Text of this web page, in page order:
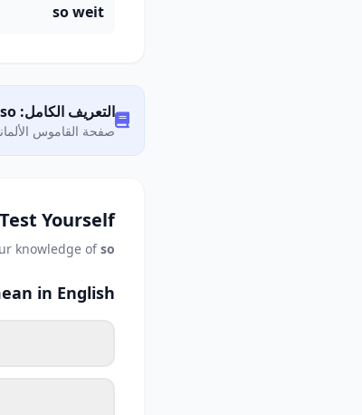
so weit
التعريف الكامل: Was bedeutet „so"?
صفحة القاموس
Yourself
knowledge ofso
in English?